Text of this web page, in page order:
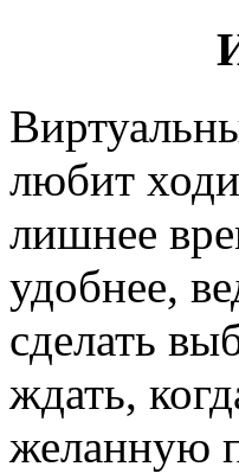
любит
лишнее
удобнее,
сделать
ждать,
желанную